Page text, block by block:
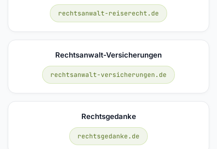
rechtsanwalt-reiserecht.de
Rechtsanwalt-Versicherungen
rechtsanwalt-versicherungen.de
Rechtsgedanke
rechtsgedanke.de